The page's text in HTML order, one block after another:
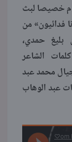
خصيصا لبث
فدائيون» من
بليغ حمدي،
الشاعر
محمد عبد
عبد الوهاب